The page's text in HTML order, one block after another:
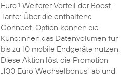
Euro.1 Weiterer Vorteil der Boost-
Tarife: Über die enthaltene
Connect-Option können die
Kund:innen das Datenvolumen für
bis zu 10 mobile Endgeräte nutzen.
Diese Aktion löst die Promotion
„100 Euro Wechselbonus“ ab und